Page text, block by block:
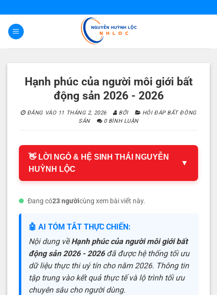
nội
dung
Hạnh phúc của người môi giới bất
động sản 2026 - 2026
ĐĂNG VÀO 11 THÁNG 2, 2026 BỞI
HỎI ĐÁP BẤT ĐÔNG
SẢN
0 BÌNH LUẬN
👋 LỜI NGỎ & HỆ SINH THÁI NGUYỄN
HUỲNH LỘC
▼
Đang có23 ngườicùng xem bài viết này.
🤖 AI TÓM TẮT THỰC CHIẾN:
Nội dung vềHạnh phúc của người môi giới bất
động sản 2026 - 2026đã được hệ thống tối ưu
dữ liệu thực thi uý tín cho năm 2026. Thông tin
tập trung vào kết quả thực tế và lộ trình tối ưu
chuyên sâu cho người dùng.